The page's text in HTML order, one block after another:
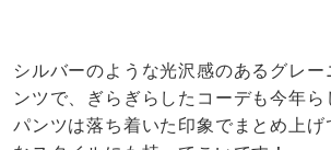
シルバーのような光沢感のあるグレ
ンツで、ぎらぎらしたコーデも今年
パンツは落ち着いた印象でまとめ上げ